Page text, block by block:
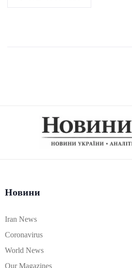
Новини
Iran News
Coronavirus
World News
Our Magazines